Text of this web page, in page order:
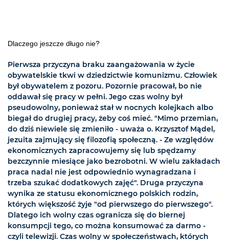
Dlaczego jeszcze długo nie?
Pierwsza przyczyna braku zaangażowania w życie
obywatelskie tkwi w dziedzictwie komunizmu. Człowiek
był obywatelem z pozoru. Pozornie pracował, bo nie
oddawał się pracy w pełni. Jego czas wolny był
pseudowolny, ponieważ stał w nocnych kolejkach albo
biegał do drugiej pracy, żeby coś mieć. "Mimo przemian,
do dziś niewiele się zmieniło - uważa o. Krzysztof Mądel,
jezuita zajmujący się filozofią społeczną. - Ze względów
ekonomicznych zapracowujemy się lub spędzamy
bezczynnie miesiące jako bezrobotni. W wielu zakładach
praca nadal nie jest odpowiednio wynagradzana i
trzeba szukać dodatkowych zajęć". Druga przyczyna
wynika ze statusu ekonomicznego polskich rodzin,
których większość żyje "od pierwszego do pierwszego".
Dlatego ich wolny czas ogranicza się do biernej
konsumpcji tego, co można konsumować za darmo -
czyli telewizji. Czas wolny w społeczeństwach, których